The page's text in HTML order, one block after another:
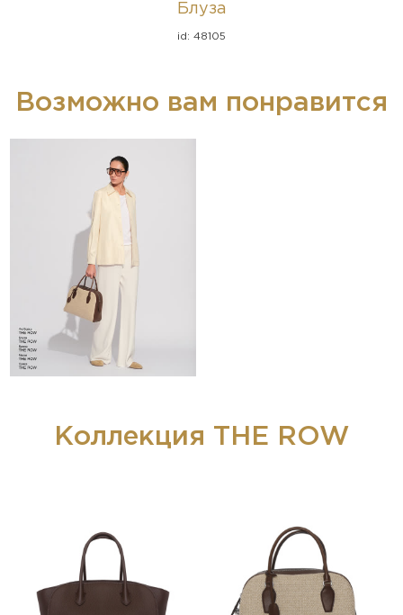
Блуза
id: 48105
Возможно вам понравится
Коллекция THE ROW